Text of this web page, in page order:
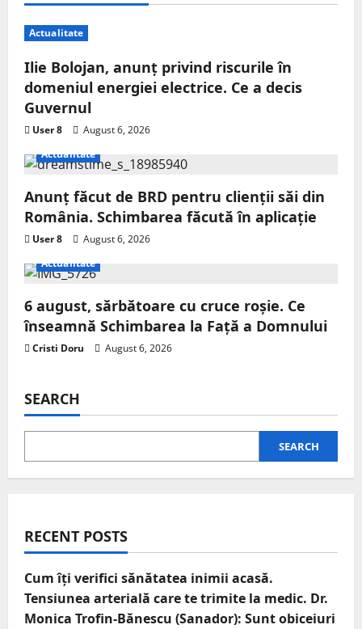
Actualitate
Ilie Bolojan, anunț privind riscurile în
domeniul energiei electrice. Ce a decis
Guvernul
User 8
August 6, 2026
Actualitate
Anunț făcut de BRD pentru clienții săi din
România. Schimbarea făcută în aplicație
User 8
August 6, 2026
Actualitate
6 august, sărbătoare cu cruce roșie. Ce
înseamnă Schimbarea la Față a Domnului
Cristi Doru August 6, 2026
SEARCH
SEARCH
RECENT POSTS
Cum îți verifici sănătatea inimii acasă.
Tensiunea arterială care te trimite la medic. Dr.
Monica Trofin-Bănescu (Sanador): Sunt obiceiuri